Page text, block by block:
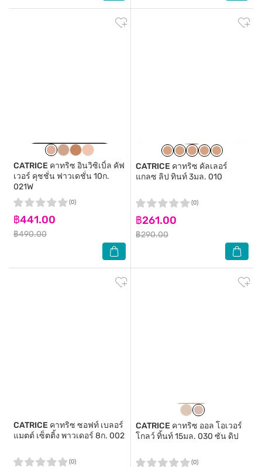
CATRICE คาทริซ อินวิซิเบิ้ล คัฟ
เวอร์ คุชชั่น ฟาวเดชั่น 10ก.
021W
฿441.00
฿490.00
(0)
CATRICE คาทริซ คัลเลอร์
แกลซ ลิป ทินท์ 3มล. 010
฿261.00
฿290.00
(0)
CATRICE คาทริซ ซอฟท์ เบลอร์
แมตต์ เซ็ตติ้ง พาวเดอร์ 8ก. 002
(0)
CATRICE คาทริซ ออล โอเวอร์
โกลว์ ทิ้นท์ 15มล. 030 ซัน ดิป
(0)